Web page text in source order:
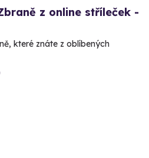
z online stříleček -
které znáte z oblíbených